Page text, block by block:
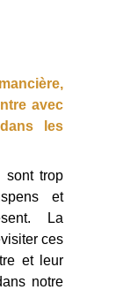
avec
les
sont trop
et
La
ces
et leur
notre